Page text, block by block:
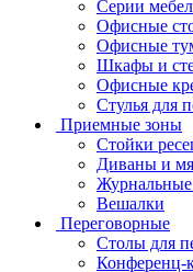
Серии
Офисные
Офисные
Шкафы и
Офисные
Стулья для
Приемные зоны
Стойки
Диваны и
Вешалки
Переговорные
Столы для
Конференц-